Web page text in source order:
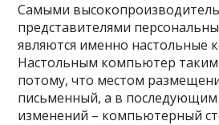
Самыми
представителями
являются именно настольные
Настольным компьютер таким
потому, что местом
письменный, а в последующим
изменений – компьютерный